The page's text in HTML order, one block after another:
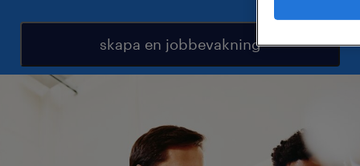
skapa en jobbevakning